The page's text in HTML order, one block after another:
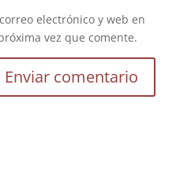
electrónico y web en
vez que comente.